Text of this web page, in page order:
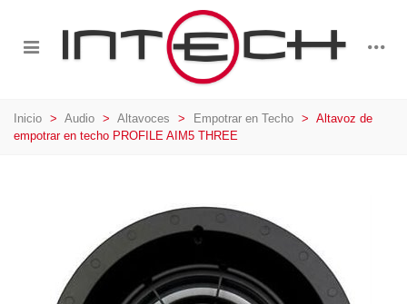
Inicio > Audio > Altavoces > Empotrar en Techo > Altavoz de
empotrar en techo PROFILE AIM5 THREE